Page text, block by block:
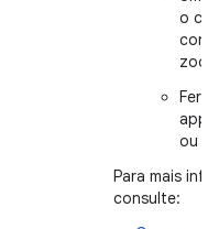
o
zoom
apps
ou
Para mais
consulte: